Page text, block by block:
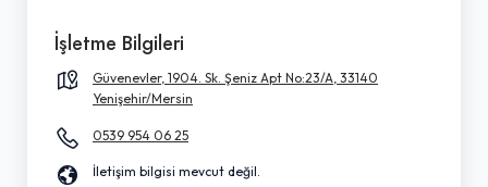
İşletme Bilgileri
Güvenevler, 1904. Sk. Şeniz Apt No:23/A, 33140
Yenişehir/Mersin
0539 954 06 25
İletişim bilgisi mevcut değil.